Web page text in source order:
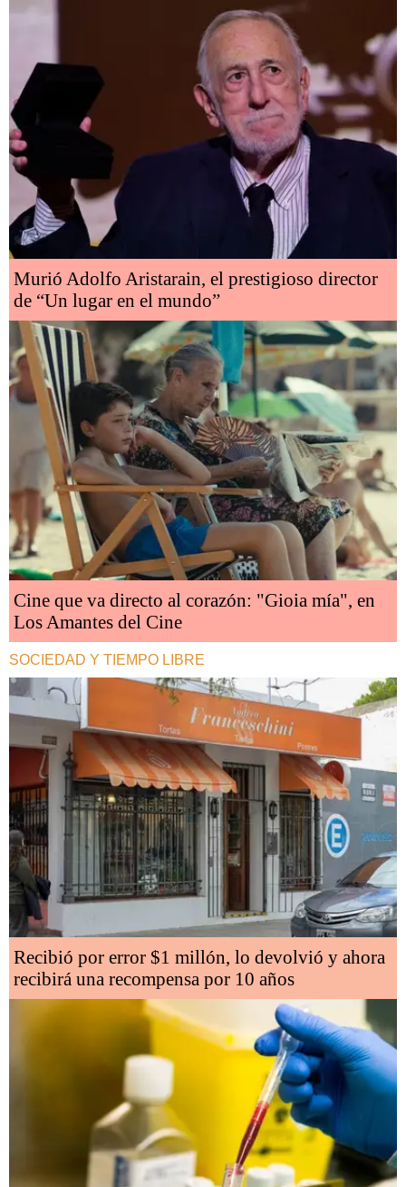
Murió Adolfo Aristarain, el prestigioso director
de “Un lugar en el mundo”
Cine que va directo al corazón: "Gioia mía", en
Los Amantes del Cine
SOCIEDAD Y TIEMPO LIBRE
Recibió por error $1 millón, lo devolvió y ahora
recibirá una recompensa por 10 años